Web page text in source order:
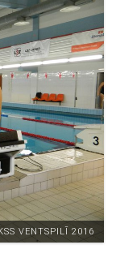
VENTSPILĪ 2016